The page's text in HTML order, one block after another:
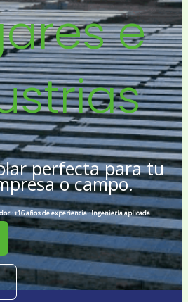
e
perfecta para tu
o campo.
· +16 años de experiencia · Ingeniería aplicada